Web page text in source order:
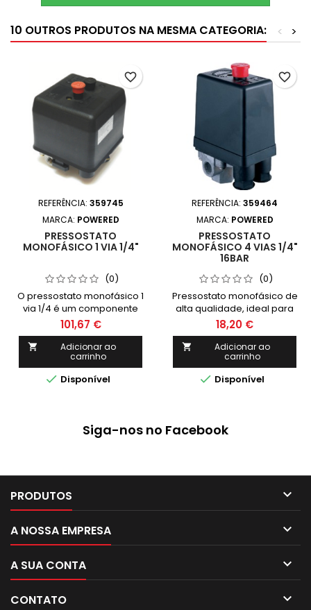
10 OUTROS PRODUTOS NA MESMA CATEGORIA: >
<
REFERÊNCIA: 359745
MARCA: POWERED
PRESSOSTATO
MONOFÁSICO 1 VIA 1/4"
(0)
O pressostato monofásico 1
via 1/4 é um componente
essencial para controle de
pressão em sistemas de
refrigeração e ar
condicionado. Garanta
qualidade e precisão na
sua instalação com este
101,67 €

Adicionar ao
carrinho
 Disponível
favorite_border
REFERÊNCIA: 359464
MARCA: POWERED
PRESSOSTATO
MONOFÁSICO 4 VIAS 1/4"
16BAR
(0)
Pressostato monofásico de
alta qualidade, ideal para
controlar a pressão de
sistemas de ar comprimido.
Com conexão de 1/4 e
capacidade de até 16bar, é
perfeito para aplicações
industriais. Encontre na loja
18,20 €

Adicionar ao
carrinho
 Disponível
favorite_border
Siga-nos no Facebook
PRODUTOS 
A NOSSA EMPRESA 
A SUA CONTA 
CONTATO 